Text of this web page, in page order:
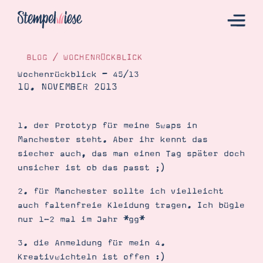
Katalog
Bestellen
Kontakt
Angebote
BLOG / WOCHENRÜCKBLICK
Wochenrückblick – 45/13
10. NOVEMBER 2013
1. der Prototyp für meine Swaps in
Manchester steht. Aber ihr kennt das
siecher auch, das man einen Tag später doch
unsicher ist ob das passt ;)
2. für Manchester sollte ich vielleicht
auch faltenfreie Kleidung tragen. Ich bügle
nur 1-2 mal im Jahr *gg*
3. die Anmeldung für mein 4.
Kreativwichteln ist offen :)